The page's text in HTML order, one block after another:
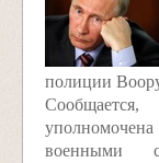
полиции
военными